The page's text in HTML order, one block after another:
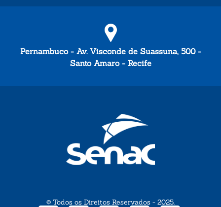
Pernambuco - Av. Visconde de Suassuna, 500 -
Santo Amaro - Recife
© Todos os Direitos Reservados - 2025.